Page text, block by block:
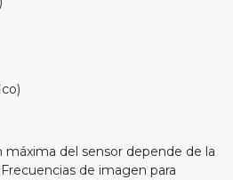
del sensor depende de la
de imagen para